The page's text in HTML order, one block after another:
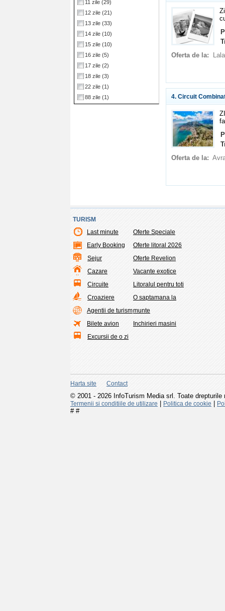
11 zile (29)
12 zile (21)
13 zile (33)
14 zile (10)
15 zile (10)
16 zile (5)
17 zile (2)
18 zile (3)
22 zile (1)
88 zile (1)
Oferta de la:
4. Circuit
Oferta de la:
TURISM
Last minute
Early Booking
Sejur
Cazare
Circuite
Croaziere
Agentii de turism
Bilete avion
Excursii de o zi
Oferte Speciale
Oferte litoral 2026
Oferte Revelion
Vacante exotice
Litoralul pentru toti
O saptamana la
munte
Inchirieri masini
Harta site Contact
© 2001 - 2026 InfoTurism Media srl. Toate drepturile
Termenii si conditiile de utilizare Politica de cookie
# #